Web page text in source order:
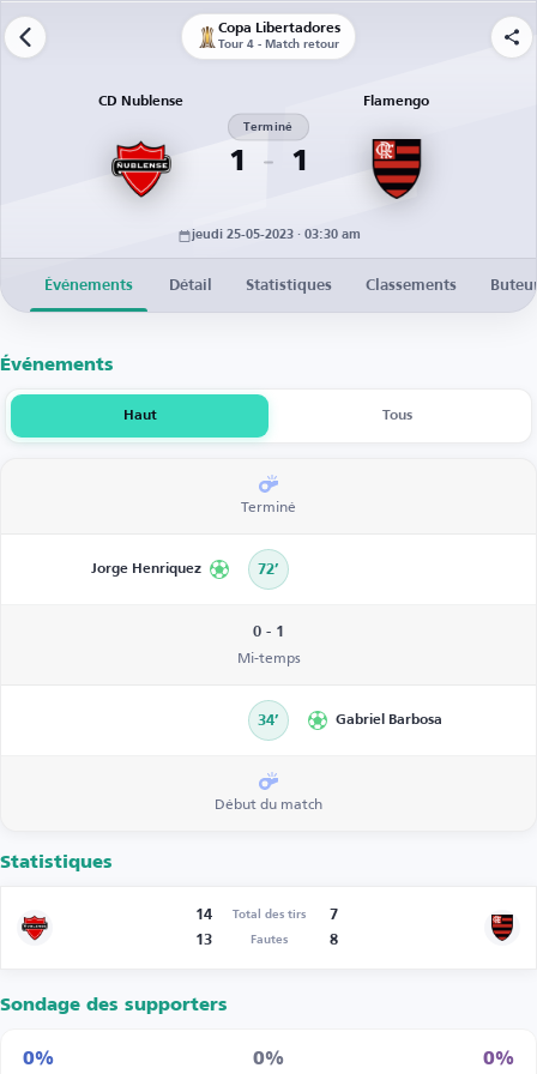
Copa Libertadores
Tour 4 - Match retour
CD Nublense
1
Terminé
1
Flamengo
jeudi 25-05-2023 · 03:30 am
Événements Détail Statistiques Classements
Événements
Haut Tous
Terminé
Jorge Henriquez 72’
0 - 1
Mi-temps
34’ Gabriel Barbosa
Début du match
Statistiques
14 Total des tirs
7
13
Fautes 8
Sondage des supporters
0% 0% 0%